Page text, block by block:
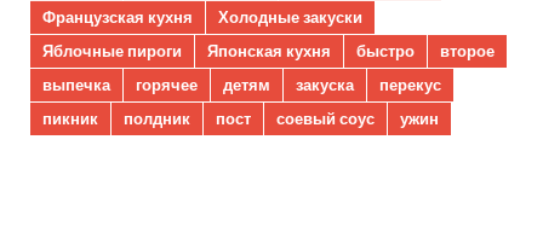
Французская кухня
Холодные закуски
Яблочные пироги
Японская кухня быстро
второе
выпечка
горячее детям закуска
перекус
пикник
полдник пост соевый соус ужин